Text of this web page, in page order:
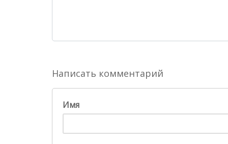
Написать комментарий
Имя